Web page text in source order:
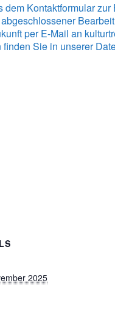
Kontaktformular
per E-Mail an
Sie in unserer
2025